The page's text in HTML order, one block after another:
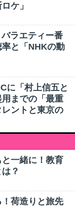
ケ」
ラエティー番
と「NHKの動
に「村上信五と
までの「最重
ントと東京の
一緒に！教育
？
荷造りと旅先